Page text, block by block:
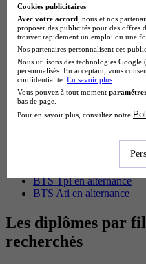
BTS Sp3s en alternance
Master CCA en
BTS Ndrc en alternance
BTS Sam en alternance
Cap Fleuriste en alternance
BTS Sio en alternance
MSc Marketing Digital en
BTS Gpme en alternance
Cap Electricien en
BTS Gpn en alternance
BAC Pro Agora en
BTS Iris en alternance
BTS Tpl en alternance
BTS Ati en alternance
Les diplômes par
recherchés
Cookies publicitaires
Avec votre accord , nous et nos
proposer des publicités pour des offres
trouver rapidement un emploi ou une
Nos partenaires personnalisent ces
Nous utilisons des technologies
personnalisés. En acceptant, vous
confidentialité. En savoir plus
Vous pouvez à tout moment
bas de page.
Pour en savoir plus, consultez notre